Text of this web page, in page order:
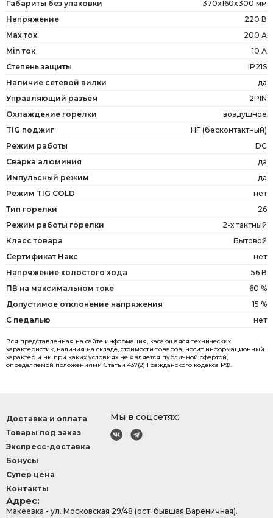
Габариты без упаковки
370x160x300 мм
Напряжение
220 В
Max ток
200 А
Min ток
10 А
Степень защиты
IP21S
Наличие сетевой вилки
да
Управляющий разъем
2PIN
Охлаждение горелки
воздушное
TIG поджиг
HF (бесконтактный)
Режим работы
DC
Сварка алюминия
да
Импульсный режим
да
Режим TIG COLD
нет
Тип горелки
26
Режим работы горелки
2-х тактный
Класс товара
Бытовой
Сертификат Накс
нет
Напряжение холостого хода
56 В
ПВ на максимальном токе
60 %
Допустимое отклонение напряжения
15 %
С педалью
нет
Вся представленная на сайте информация, касающаяся технических
характеристик, наличия на складе, стоимости товаров, носит информационный
характер и ни при каких условиях не является публичной офертой,
определяемой положениями Статьи 437(2) Гражданского кодекса РФ.
Мы в соцсетях:
Доставка и оплата
Товары под заказ
Экспресс-доставка
Бонусы
Супер цена
Контакты
Адрес:
Макеевка - ул. Московская 29/48 (ост. бывшая Вареничная).